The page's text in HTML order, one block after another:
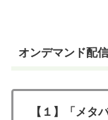
オンデマンド配
【１】「メタ